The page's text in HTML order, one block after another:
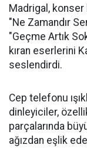
Madrigal, konser
"Ne Zamandır
"Geçme Artık
kıran eserlerini
seslendirdi.
Cep telefonu
dinleyiciler,
parçalarında
ağızdan eşlik